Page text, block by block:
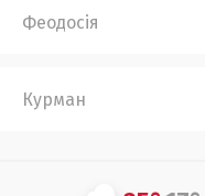
Феодосія
Курман